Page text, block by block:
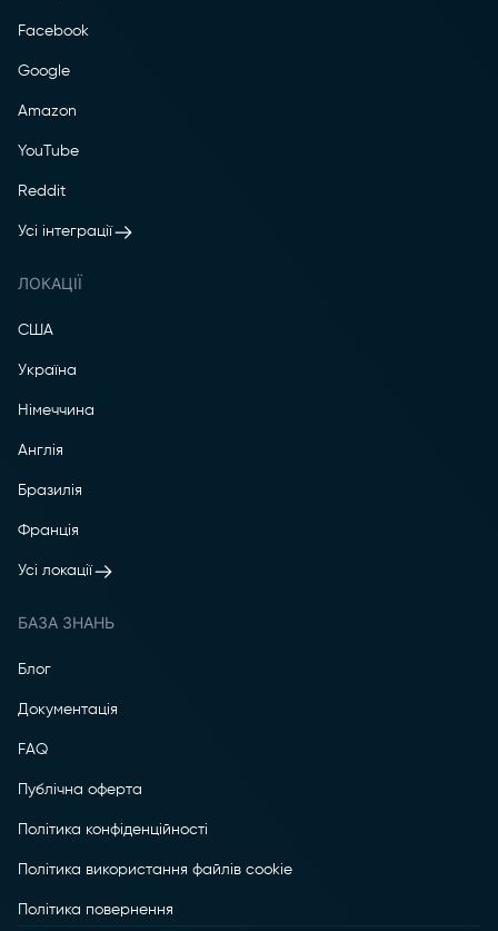
Facebook
Google
Amazon
YouTube
Reddit
Усі інтеграції
ЛОКАЦІЇ
США
Україна
Німеччина
Англія
Бразилія
Франція
Усі локації
БАЗА ЗНАНЬ
Блог
Документація
FAQ
Публічна оферта
Політика конфіденційності
Політика використання файлів cookie
Політика повернення